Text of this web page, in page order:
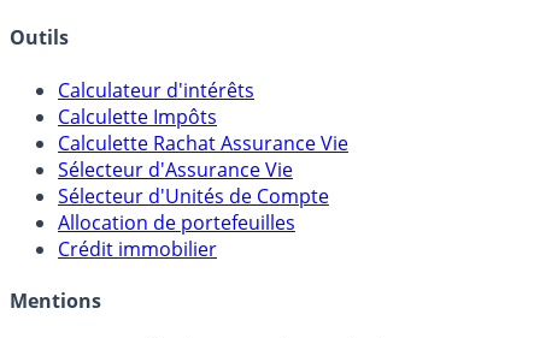
Outils
Calculateur d'intérêts
Calculette Impôts
Calculette Rachat Assurance Vie
Sélecteur d'Assurance Vie
Sélecteur d'Unités de Compte
Allocation de portefeuilles
Crédit immobilier
Mentions